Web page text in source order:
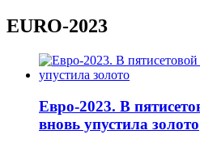
EURO-2023
Евро-2023. В
вновь упустила золото